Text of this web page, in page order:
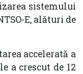
sistemului
E, alături de
accelerată a
a crescut de 12